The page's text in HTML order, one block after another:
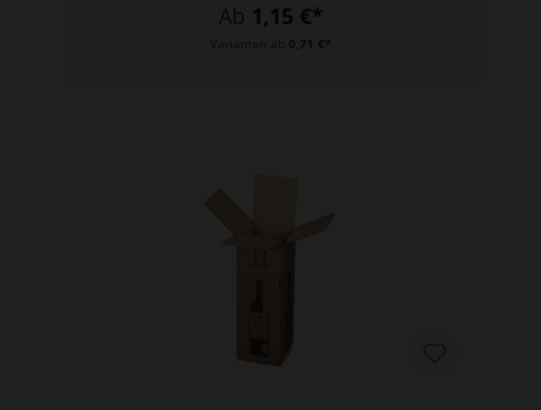
Ab 1,15 €*
0,71 €*